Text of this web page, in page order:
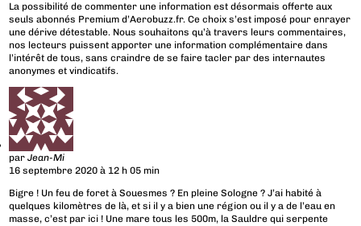
La possibilité de commenter une information est désormais offerte aux
seuls abonnés Premium d’Aerobuzz.fr. Ce choix s’est imposé pour enrayer
une dérive détestable. Nous souhaitons qu’à travers leurs commentaires,
nos lecteurs puissent apporter une information complémentaire dans
l’intérêt de tous, sans craindre de se faire tacler par des internautes
anonymes et vindicatifs.
parJean-Mi
16 septembre 2020 à 12 h 05 min
Bigre ! Un feu de foret à Souesmes ? En pleine Sologne ? J’ai habité à
quelques kilomètres de là, et si il y a bien une région ou il y a de l’eau en
masse, c’est par ici ! Une mare tous les 500m, la Sauldre qui serpente